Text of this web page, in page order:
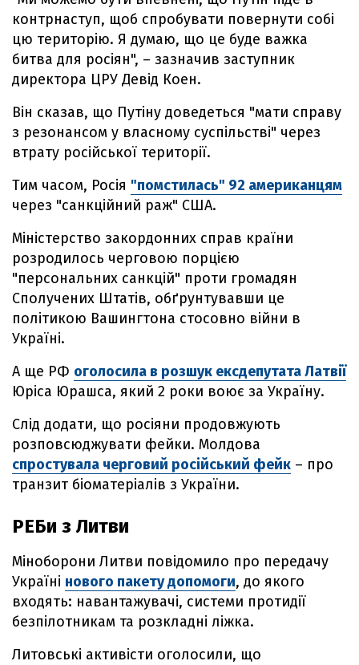
контрнаступ, щоб спробувати повернути собі
цю територію. Я думаю, що це буде важка
битва для росіян", – зазначив заступник
директора ЦРУ Девід Коен.
Він сказав, що Путіну доведеться "мати справу
з резонансом у власному суспільстві" через
втрату російської території.
Тим часом, Росія "помстилась" 92 американцям
через "санкційний раж" США.
Міністерство закордонних справ країни
розродилось черговою порцією
"персональних санкцій" проти громадян
Сполучених Штатів, обґрунтувавши це
політикою Вашингтона стосовно війни в
Україні.
А ще РФ оголосила в розшук ексдепутата Латвії
Юріса Юрашса, який 2 роки воює за Україну.
Слід додати, що росіяни продовжують
розповсюджувати фейки. Молдова
спростувала черговий російський фейк – про
транзит біоматеріалів з України.
РЕБи з Литви
Міноборони Литви повідомило про передачу
Україні нового пакету допомоги, до якого
входять: навантажувачі, системи протидії
безпілотникам та розкладні ліжка.
Литовські активісти оголосили, що